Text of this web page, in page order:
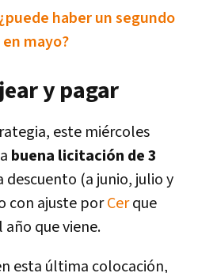
haber un segundo
mayo?
y pagar
este miércoles
buena licitación de 3
descuento (a junio, julio y
con ajuste porCerque
que viene.
esta última colocación,